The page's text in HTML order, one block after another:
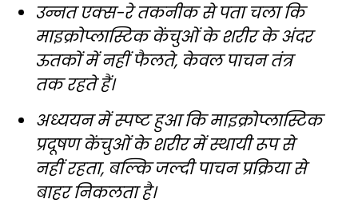
उन्नत एक्स-रे तकनीक से पता चला कि
माइक्रोप्लास्टिक केंचुओं के शरीर के अंदर
ऊतकों में नहीं फैलते, केवल पाचन तंत्र
तक रहते हैं।
अध्ययन में स्पष्ट हुआ कि माइक्रोप्लास्टिक
प्रदूषण केंचुओं के शरीर में स्थायी रूप से
नहीं रहता, बल्कि जल्दी पाचन प्रक्रिया से
बाहर निकलता है।